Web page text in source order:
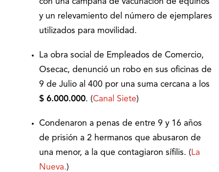
y un relevamiento del número de ejemplares
utilizados para movilidad.
La obra social de Empleados de Comercio,
Osecac, denunció un robo en sus oficinas de
9 de Julio al 400 por una suma cercana a los
$ 6.000.000. (Canal Siete)
Condenaron a penas de entre 9 y 16 años
de prisión a 2 hermanos que abusaron de
una menor, a la que contagiaron sífilis. ( La
Nueva.)